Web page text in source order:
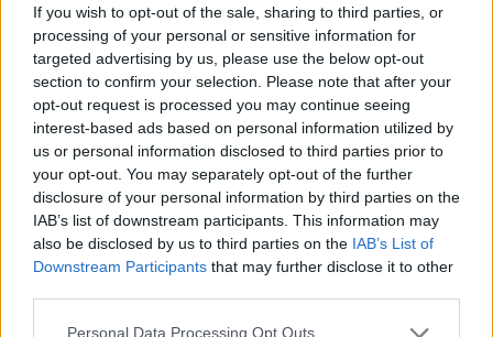
If you wish to opt-out of the sale, sharing to third parties, or
processing of your personal or sensitive information for
targeted advertising by us, please use the below opt-out
section to confirm your selection. Please note that after your
opt-out request is processed you may continue seeing
interest-based ads based on personal information utilized by
us or personal information disclosed to third parties prior to
your opt-out. You may separately opt-out of the further
disclosure of your personal information by third parties on the
IAB’s list of downstream participants. This information may
also be disclosed by us to third parties on the IAB’s List of
Downstream Participants that may further disclose it to other
Personal Data Processing Opt Outs
A rovat további cikkei